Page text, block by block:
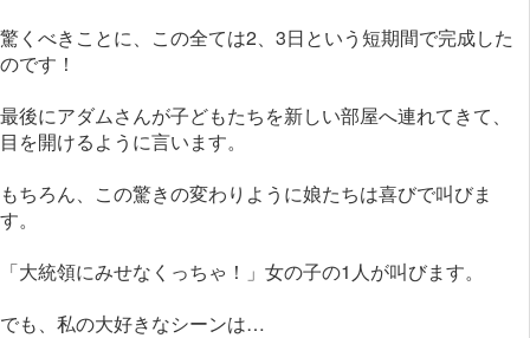
驚くべきことに、この全ては2、3日という短期間で完成した
のです！
最後にアダムさんが子どもたちを新しい部屋へ連れてきて、
目を開けるように言います。
もちろん、この驚きの変わりように娘たちは喜びで叫びま
す。
「大統領にみせなくっちゃ！」女の子の1人が叫びます。
でも、私の大好きなシーンは…